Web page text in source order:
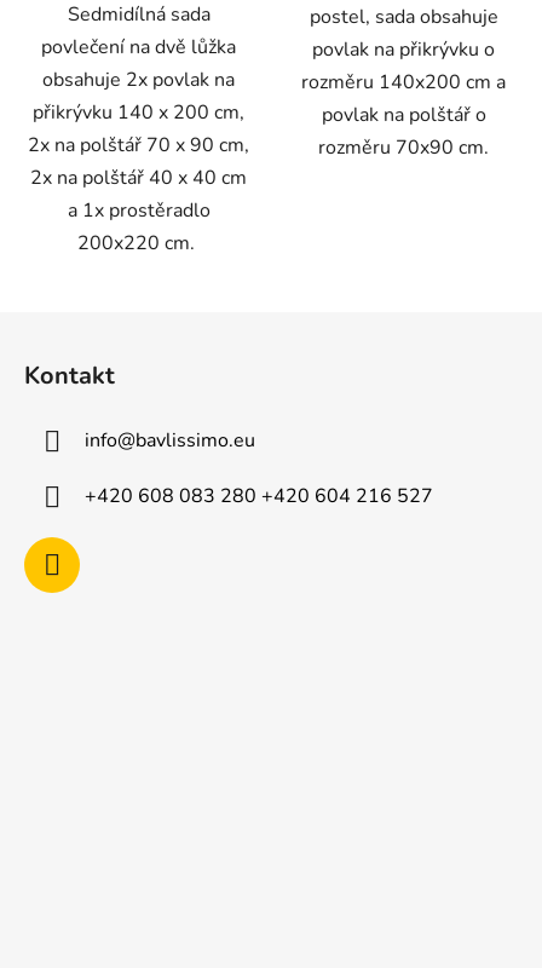
Sedmidílná sada
povlečení na dvě lůžka
obsahuje 2x povlak na
přikrývku 140 x 200 cm,
2x na polštář 70 x 90 cm,
2x na polštář 40 x 40 cm
a 1x prostěradlo
200x220 cm.
postel, sada obsahuje
povlak na přikrývku o
rozměru 140x200 cm a
povlak na polštář o
rozměru 70x90 cm.
Kontakt
info@bavlissimo.eu
+420 608 083 280 +420 604 216 527